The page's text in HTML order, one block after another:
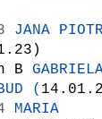
JANA
B
(
MARIA